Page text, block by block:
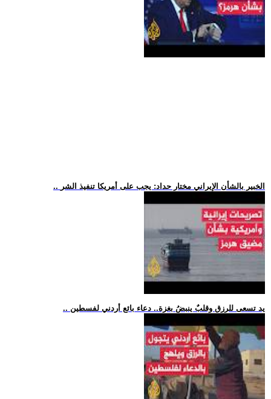
.. الخبير بالشأن الإيراني مختار حداد: يجب على أمريكا تنفيذ الشر
.. يد تسعى للرزق وقلبٌ ينبضُ بغزة.. دعاء بائع أردني لفسطين